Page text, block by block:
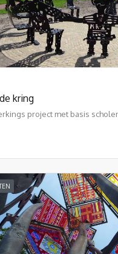
kring
project met basis